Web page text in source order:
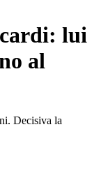
lui
al
Decisiva la